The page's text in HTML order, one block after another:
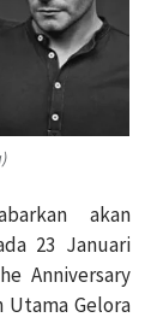
akan
23 Januari
Anniversary
Gelora